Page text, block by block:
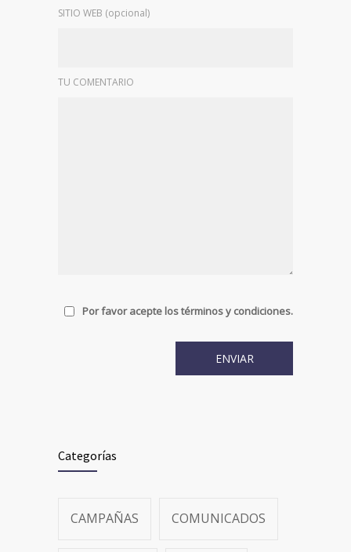
SITIO WEB (opcional)
TU COMENTARIO
Por favor acepte los términos y condiciones.
Categorías
CAMPAÑAS COMUNICADOS